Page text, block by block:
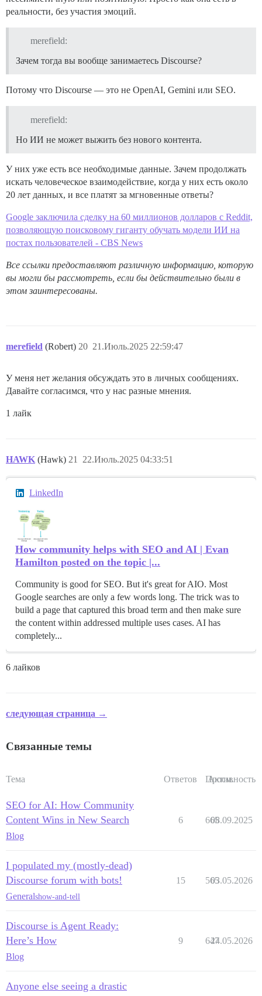
реальности, без участия эмоций.
merefield:
Зачем тогда вы вообще занимаетесь Discourse?
Потому что Discourse — это не OpenAI, Gemini или SEO.
merefield:
Но ИИ не может выжить без нового контента.
У них уже есть все необходимые данные. Зачем продолжать
искать человеческое взаимодействие, когда у них есть около
20 лет данных, и все платят за мгновенные ответы?
Google заключила сделку на 60 миллионов долларов с Reddit,
позволяющую поисковому гиганту обучать модели ИИ на
постах пользователей - CBS News
Все ссылки предоставляют различную информацию, которую
вы могли бы рассмотреть, если бы действительно были в
этом заинтересованы.
merefield (Robert) 21.Июль.2025 22:59:47
20
У меня нет желания обсуждать это в личных сообщениях.
Давайте согласимся, что у нас разные мнения.
1 лайк
HAWK (Hawk) 22.Июль.2025 04:33:51
21
LinkedIn
How community helps with SEO and AI | Evan
Hamilton posted on the topic |...
Community is good for SEO. But it's great for AIO. Most
Google searches are only a few words long. The trick was to
build a page that captured this broad term and then make sure
the content within addressed multiple uses cases. AI has
completely...
6 лайков
следующая страница →
Связанные темы
Тема Ответов Просм.
Активность
SEO for AI: How Community
Content Wins in New Search
Blog
6 665
08.09.2025
I populated my (mostly-dead)
Discourse forum with bots!
Generalshow-and-tell
15 565
03.05.2026
Discourse is Agent Ready:
Here’s How
Blog
9 647
24.05.2026
Anyone else seeing a drastic